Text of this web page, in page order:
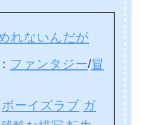
れないんだが
： ファンタジー/冒
ボーイズラブ ガ